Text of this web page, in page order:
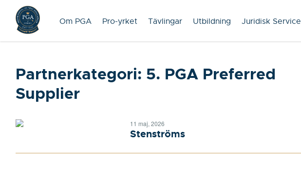
Om PGA Pro-yrket Tävlingar Utbildning Juridisk Service
Partnerkategori: 5. PGA Preferred
Supplier
11 maj, 2026
Stenströms